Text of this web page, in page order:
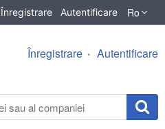
Înregistrare Autentificare Ro
Înregistrare Autentificare